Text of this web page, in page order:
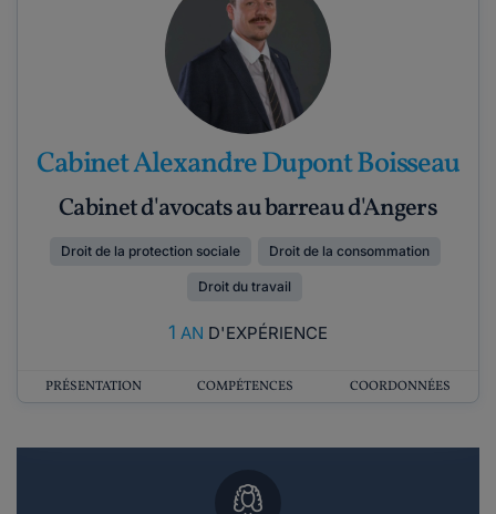
Cabinet Alexandre Dupont Boisseau
Cabinet d'avocats au barreau d'Angers
Droit de la protection sociale Droit de la consommation
Droit du travail
1 AN D'EXPÉRIENCE
PRÉSENTATION COMPÉTENCES COORDONNÉES